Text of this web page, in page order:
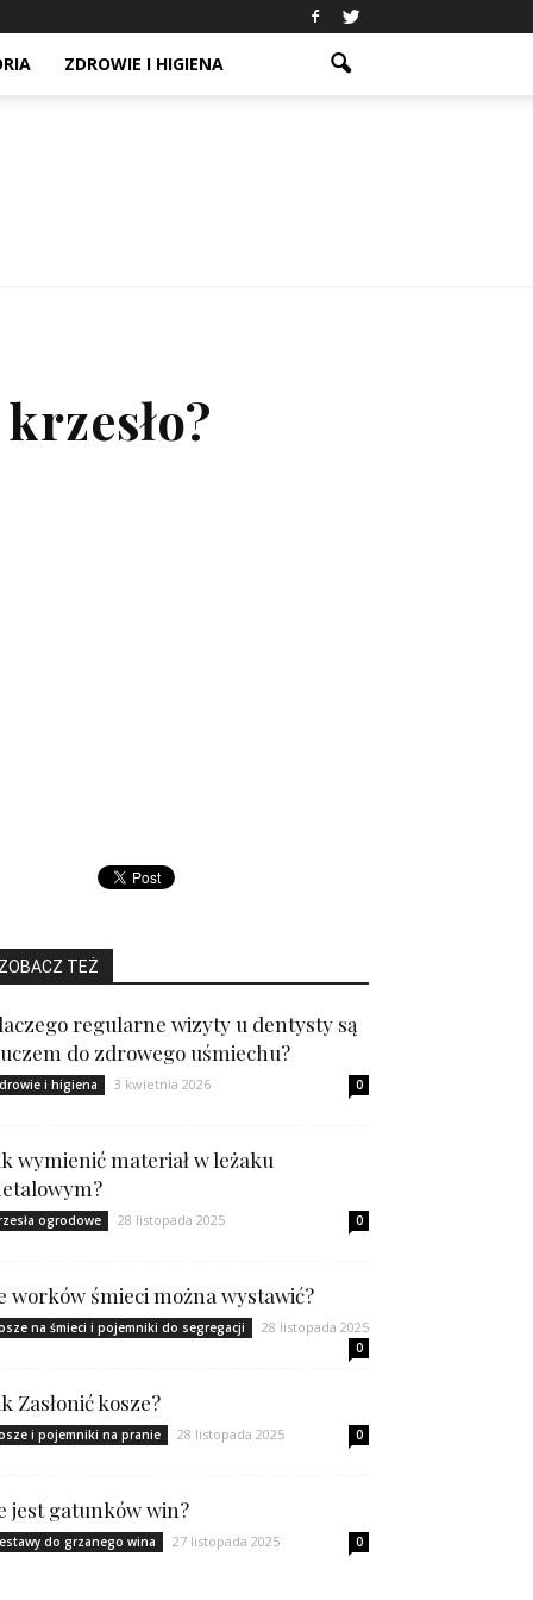
ZDROWIE I HIGIENA
ZOBACZ TEŻ
regularne wizyty u dentysty są
do zdrowego uśmiechu?
i higiena 3 kwietnia 2026 0
wymienić materiał w leżaku
ogrodowe 28 listopada 2025 0
worków śmieci można wystawić?
na śmieci i pojemniki do segregacji 28 listopada 2025
0
Zasłonić kosze?
i pojemniki na pranie 28 listopada 2025 0
jest gatunków win?
do grzanego wina 27 listopada 2025 0